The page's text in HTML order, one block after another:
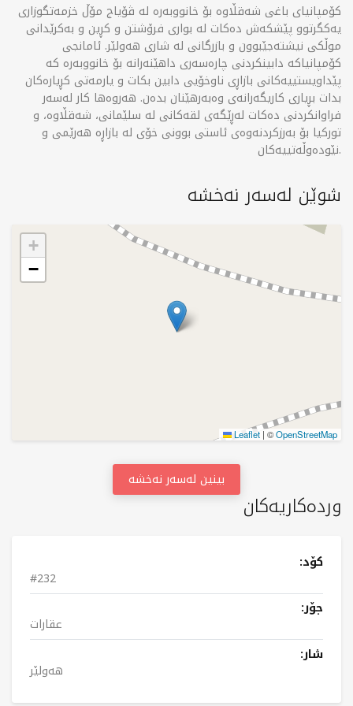
وردەکاریەکان
کۆد:
#232
جۆر:
عقارات
شار:
هەولێر
کۆمپانیای باغی شەقڵاوە بۆ خانووبەرە لە ڤۆیاج مۆڵ خزمەتگوزاری
یەکگرتوو پێشکەش دەکات لە بواری فرۆشتن و کڕین و بەکرێدانی
موڵکی نیشتەجێبوون و بازرگانی لە شاری هەولێر. ئامانجی
کۆمپانیاکە دابینکردنی چارەسەری داهێنەرانە بۆ خانووبەرە کە
پێداویستییەکانی بازاڕی ناوخۆیی دابین بکات و یارمەتی کڕیارەکان
بدات بڕیاری کاریگەرانەی وەبەرهێنان بدەن. هەروەها کار لەسەر
فراوانکردنی دەکات لەڕێگەی لقەکانی لە سلێمانی، شەقڵاوە، و
تورکیا بۆ بەرزکردنەوەی ئاستی بوونی خۆی لە بازاڕە هەرێمی و
نێودەوڵەتییەکان.
شوێن لەسەر نەخشە
+
−
Leaflet | ©OpenStreetMap
بینین لەسەر نەخشە